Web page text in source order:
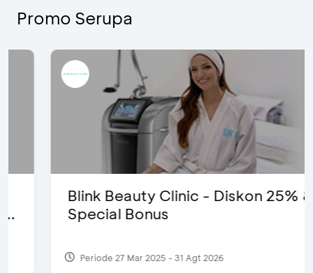
Promo Serupa
Blink Beauty Clinic - Diskon 25% &
Special Bonus
Periode 27 Mar 2025 - 31 Agt 2026